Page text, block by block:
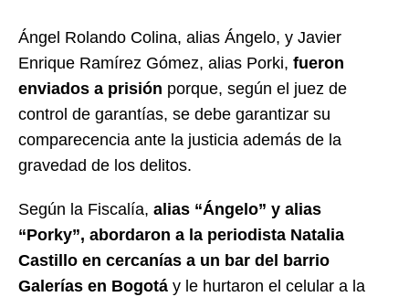
Ángel Rolando Colina, alias Ángelo, y Javier
Enrique Ramírez Gómez, alias Porki, fueron
enviados a prisión porque, según el juez de
control de garantías, se debe garantizar su
comparecencia ante la justicia además de la
gravedad de los delitos.
Según la Fiscalía, alias “Ángelo” y alias
“Porky”, abordaron a la periodista Natalia
Castillo en cercanías a un bar del barrio
Galerías en Bogotá y le hurtaron el celular a la